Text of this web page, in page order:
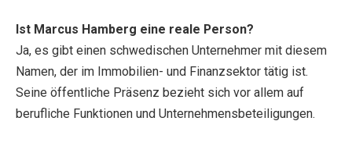
Ist Marcus Hamberg eine reale Person?
Ja, es gibt einen schwedischen Unternehmer mit diesem
Namen, der im Immobilien- und Finanzsektor tätig ist.
Seine öffentliche Präsenz bezieht sich vor allem auf
berufliche Funktionen und Unternehmensbeteiligungen.